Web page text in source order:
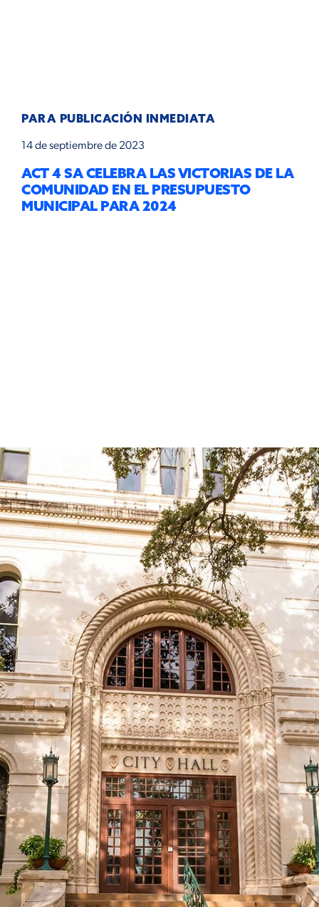
PARA PUBLICACIÓN INMEDIATA
14 de septiembre de 2023
ACT 4 SA CELEBRA LAS VICTORIAS DE LA
COMUNIDAD EN EL PRESUPUESTO
MUNICIPAL PARA 2024